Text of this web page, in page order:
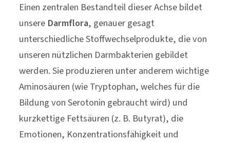
Einen zentralen Bestandteil dieser Achse bildet
unsere Darmflora, genauer gesagt
unterschiedliche Stoffwechselprodukte, die von
unseren nützlichen Darmbakterien gebildet
werden. Sie produzieren unter anderem wichtige
Aminosäuren (wie Tryptophan, welches für die
Bildung von Serotonin gebraucht wird) und
kurzkettige Fettsäuren (z. B. Butyrat), die
Emotionen, Konzentrationsfähigkeit und